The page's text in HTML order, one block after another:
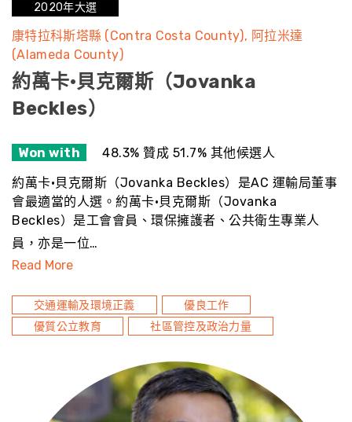
2020年大選
康特拉科斯塔縣 (Contra Costa County) 阿拉米達
(Alameda County)
約萬卡·貝克爾斯（Jovanka
Beckles）
Won with 48.3% 贊成 51.7% 其他候選人
約萬卡·貝克爾斯（Jovanka Beckles）是AC 運輸局董事
會最適當的人選。約萬卡·貝克爾斯（Jovanka
Beckles）是工會會員、環保擁護者、公共衛生專業人
員，亦是一位…
Read More
交通運輸及環境正義
優良工作
優質公立教育
社區管控及政治力量